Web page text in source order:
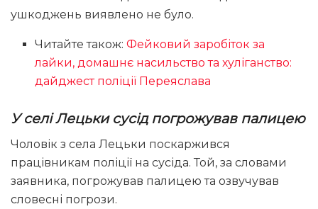
ушкоджень виявлено не було.
Читайте також:Фейковий заробіток за
лайки, домашнє насильство та хуліганство:
дайджест поліції Переяслава
У селі Лецьки сусід погрожував палицею
Чоловік з села Лецьки поскаржився
працівникам поліції на сусіда. Той, за словами
заявника, погрожував палицею та озвучував
словесні погрози.